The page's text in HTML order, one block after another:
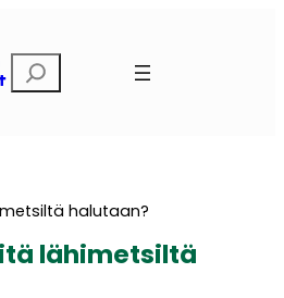
t
halutaan?
lähimetsiltä